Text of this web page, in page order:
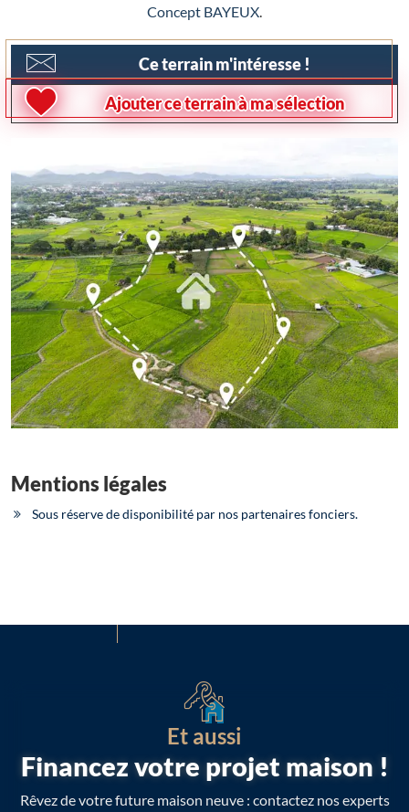
Concept BAYEUX.
Ce terrain m'intéresse !
Ajouter ce terrain à ma sélection
Mentions légales
Sous réserve de disponibilité par nos partenaires fonciers.
Et aussi
Financez votre projet maison !
Rêvez de votre future maison neuve : contactez nos experts